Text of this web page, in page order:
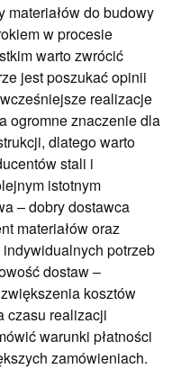
do budowy
w procesie
warto zwrócić
jest poszukać opinii
realizacje
ogromne znaczenie dla
dlatego warto
stali i
istotnym
– dobry dostawca
materiałów oraz
potrzeb
dostaw –
kosztów
czasu realizacji
warunki płatności
zamówieniach.